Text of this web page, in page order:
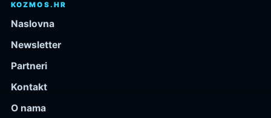
KOZMOS.HR
Naslovna
Newsletter
Partneri
Kontakt
O nama